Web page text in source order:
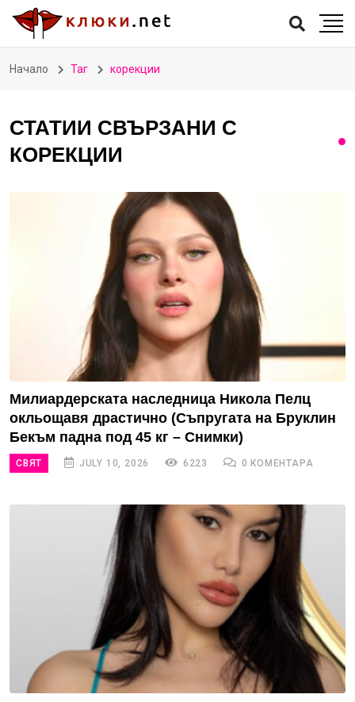
Начало Таг корекции
СТАТИИ СВЪРЗАНИ С
КОРЕКЦИИ
Милиардерската наследница Никола Пелц
окльощавя драстично (Съпругата на Бруклин
Бекъм падна под 45 кг – Снимки)
СВЯТ JULY 10, 2026 6223 0 КОМЕНТАРА